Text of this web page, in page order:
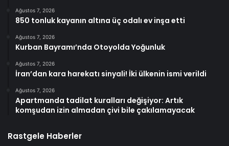
Ağustos 7, 2026
850 tonluk kayanın altına üç odalı ev inşa etti
Ağustos 7, 2026
Kurban Bayramı’nda Otoyolda Yoğunluk
Ağustos 7, 2026
İran’dan kara harekatı sinyali! İki ülkenin ismi verildi
Ağustos 7, 2026
Apartmanda tadilat kuralları değişiyor: Artık
komşudan izin almadan çivi bile çakılamayacak
Rastgele Haberler